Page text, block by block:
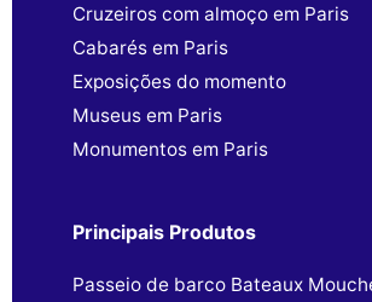
Cruzeiros com almoço em Paris
Cabarés em Paris
Exposições do momento
Museus em Paris
Monumentos em Paris
Principais Produtos
Passeio de barco Bateaux